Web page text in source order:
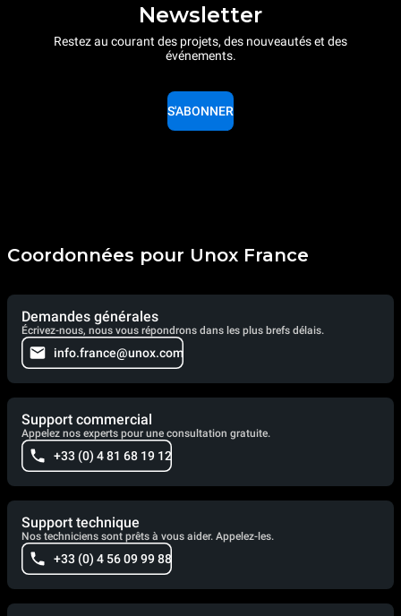
Newsletter
Restez au courant des projets, des nouveautés et des
événements.
S'ABONNER
Coordonnées pour Unox France
Demandes générales
Écrivez-nous, nous vous répondrons dans les plus brefs délais.
info.france@unox.com
Support commercial
Appelez nos experts pour une consultation gratuite.
+33 (0) 4 81 68 19 12
Support technique
Nos techniciens sont prêts à vous aider. Appelez-les.
+33 (0) 4 56 09 99 88